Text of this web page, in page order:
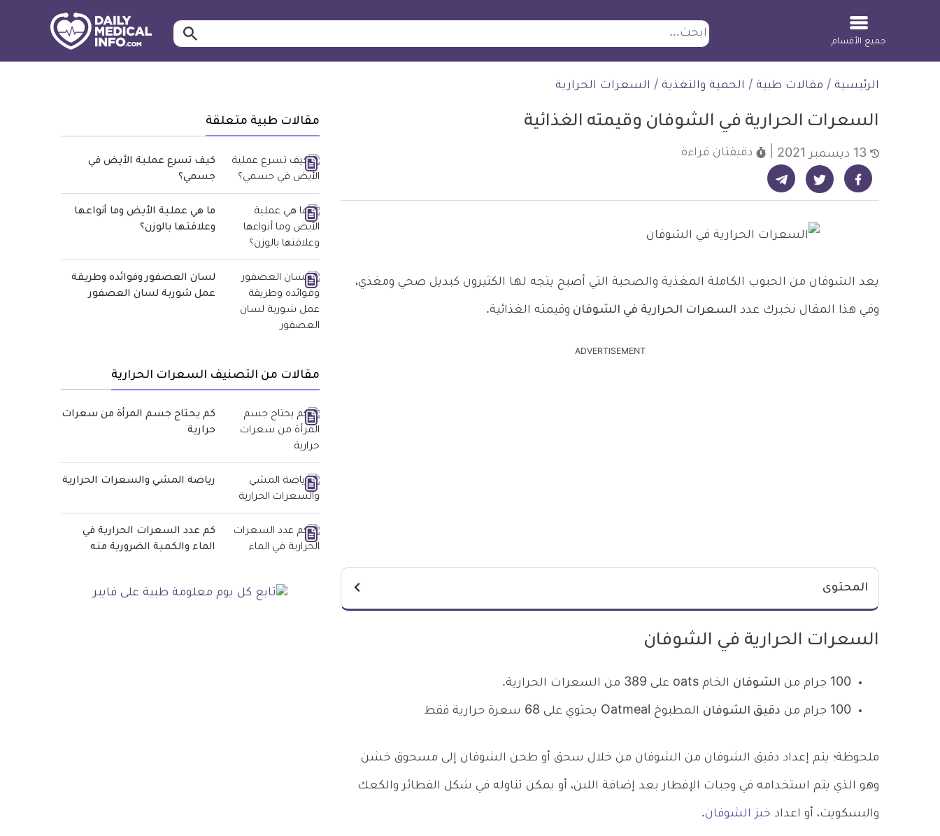
ابحث ابحث…
جميع الأقسام
الرئيسية / مقالات طبية / الحمية والتغذية / السعرات الحرارية
السعرات الحرارية في الشوفان وقيمته الغذائية
دقيقتان قراءة
شارك على فيسبوك - ديلي ميديكال انفو شارك على تويتر - ديلي ميديكال انفو شارك على تيليجرام - ديلي ميديكال انفو
يعد الشوفان من الحبوب الكاملة المغذية والصحية التي أصبح يتجه لها الكثيرون كبديل صحي ومغذي،
وفي هذا المقال نخبرك عدد السعرات الحرارية في الشوفان وقيمته الغذائية.
ADVERTISEMENT
المحتوى
السعرات الحرارية في الشوفان
100 جرام من الشوفان الخام oats على 389 من السعرات الحرارية.
100 جرام من دقيق الشوفان المطبوخ Oatmeal يحتوي على 68 سعرة حرارية فقط
ملحوظة؛ يتم إعداد دقيق الشوفان من الشوفان من خلال سحق أو طحن الشوفان إلى مسحوق خشن
وهو الذي يتم استخدامه في وجبات الإفطار بعد إضافة اللبن، أو يمكن تناوله في شكل الفطائر والكعك
والبسكويت، أو اعداد خبز الشوفان.
مقالات طبية متعلقة
كيف تسرع عملية الأيض في
جسمي؟
ما هي عملية الأيض وما أنواعها
وعلاقتها بالوزن؟
لسان العصفور وفوائده وطريقة
عمل شوربة لسان العصفور
مقالات من التصنيف السعرات الحرارية
كم يحتاج جسم المرأة من سعرات
حرارية
رياضة المشي والسعرات الحرارية
كم عدد السعرات الحرارية في
الماء والكمية الضرورية منه